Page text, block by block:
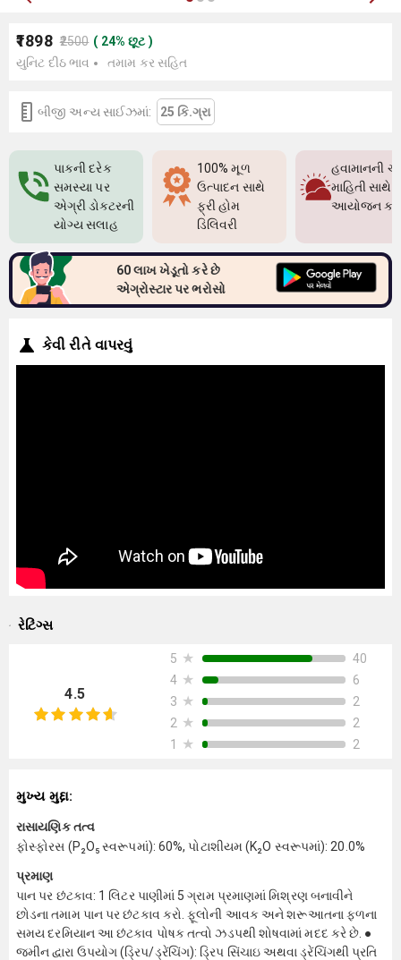
₹1898 ₹2500 ( 24% છૂટ)
યુનિટ દીઠ ભાવ
તમામ કર સહિત
બીજી અન્ય સાઈઝમાં: 25 કિ.ગ્રા
પાકની દરેક
સમસ્યા પર
એગ્રી ડોક્ટરની
યોગ્ય સલાહ
100% મૂળ
ઉત્પાદન સાથે
ફ્રી હોમ
ડિલિવરી
હવામાનની
માહિતી સાથે
આયોજન
60 લાખ ખેડૂતો કરે છે
એગ્રોસ્ટાર પર ભરોસો
કેવી રીતે વાપરવું
રેટિંગ્સ
4.5
5 ★
40
4 ★
6
3 ★
2
2 ★
2
1
★ 2
મુખ્ય મુદ્દા:
રાસાયણિક તત્વ
ફોસ્ફોરસ (P₂O₅ સ્વરૂપમાં): 60%, પોટાશીયમ (K₂O સ્વરૂપમાં): 20.0%
પ્રમાણ
પાન પર છંટકાવ: 1 લિટર પાણીમાં 5 ગ્રામ પ્રમાણમાં મિશ્રણ બનાવીને
છોડના તમામ પાન પર છંટકાવ કરો. ફૂલોની આવક અને શરૂઆતના ફળના
સમય દરમિયાન આ છંટકાવ પોષક તત્વો ઝડપથી શોષવામાં મદદ કરે છે. ●
જમીન દ્વારા ઉપયોગ (ડ્રિપ/ડ્રેંચિંગ): ડ્રિપ સિંચાઇ અથવા ડ્રેંચિંગથી પ્રતિ